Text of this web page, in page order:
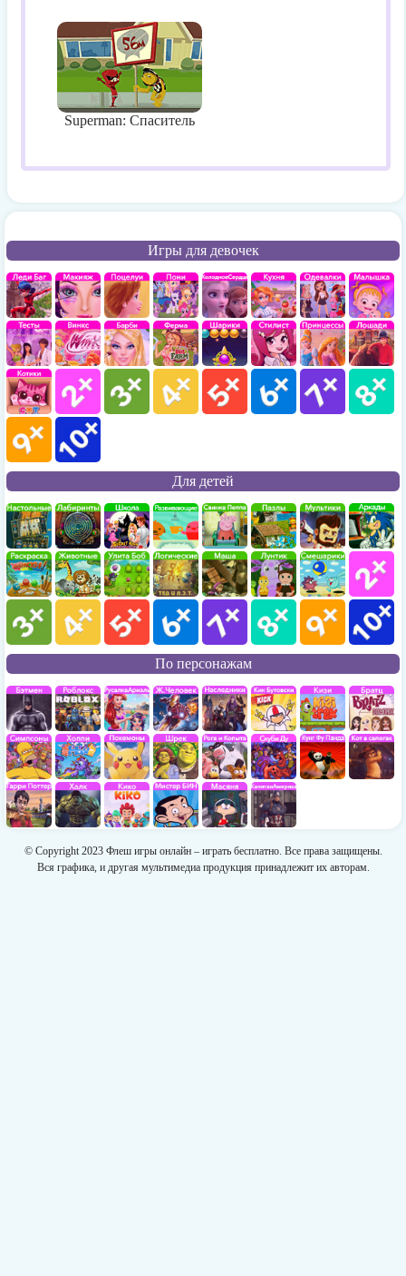
Superman: Спаситель
Игры для девочек
Для детей
По персонажам
© Copyright 2023 Флеш игры онлайн – играть бесплатно. Все права защищены.
Вся графика, и другая мультимедиа продукция принадлежит их авторам.